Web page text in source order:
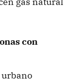
con
urbano